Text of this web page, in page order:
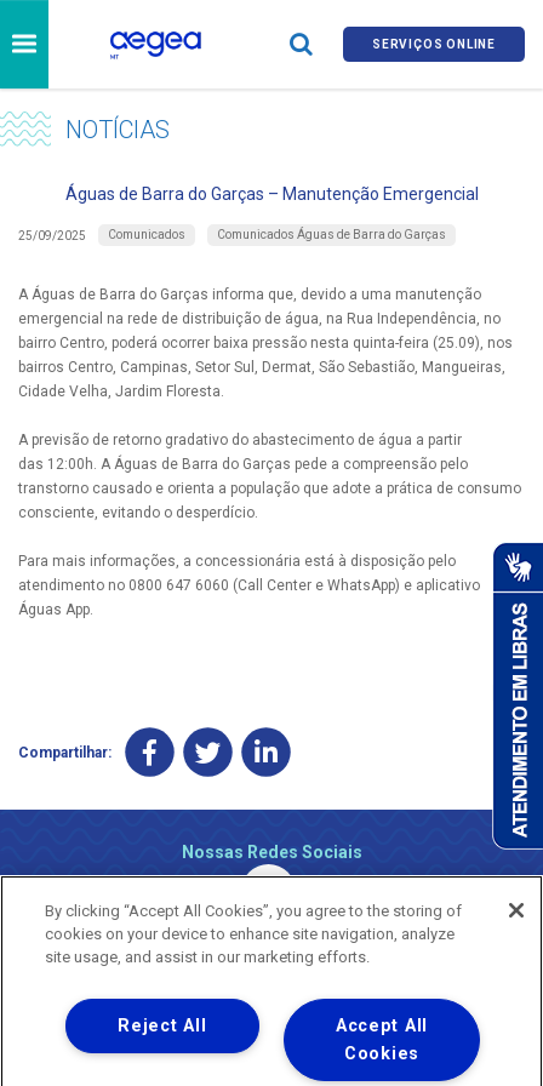
SERVIÇOS ONLINE
NOTÍCIAS
Águas de Barra do Garças – Manutenção Emergencial
25/09/2025 Comunicados Comunicados Águas de Barra do Garças
A Águas de Barra do Garças informa que, devido a uma manutenção
emergencial na rede de distribuição de água, na Rua Independência, no
bairro Centro, poderá ocorrer baixa pressão nesta quinta-feira (25.09), nos
bairros Centro, Campinas, Setor Sul, Dermat, São Sebastião, Mangueiras,
Cidade Velha, Jardim Floresta. ​
A previsão de retorno gradativo do abastecimento de água a partir
das 12:00h. A Águas de Barra do Garças pede a compreensão pelo
transtorno causado e orienta a população que adote a prática de consumo
consciente, evitando o desperdício.​
Para mais informações, a concessionária está à disposição pelo
atendimento no 0800 647 6060 (Call Center e WhatsApp) e aplicativo
Águas App.
Compartilhar:
Nossas Redes Sociais
Uma empresa
Copyright ® 2026 - Todos os Direitos Reservados.
By clicking “Accept All Cookies”, you agree to the storing of
cookies on your device to enhance site navigation, analyze
site usage, and assist in our marketing efforts.
Accept All
Cookies
Reject All